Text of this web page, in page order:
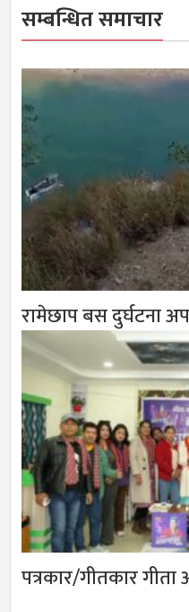
सम्बन्धित समाचार
रामेछाप बस दुर्घटना
पत्रकार/गीतकार